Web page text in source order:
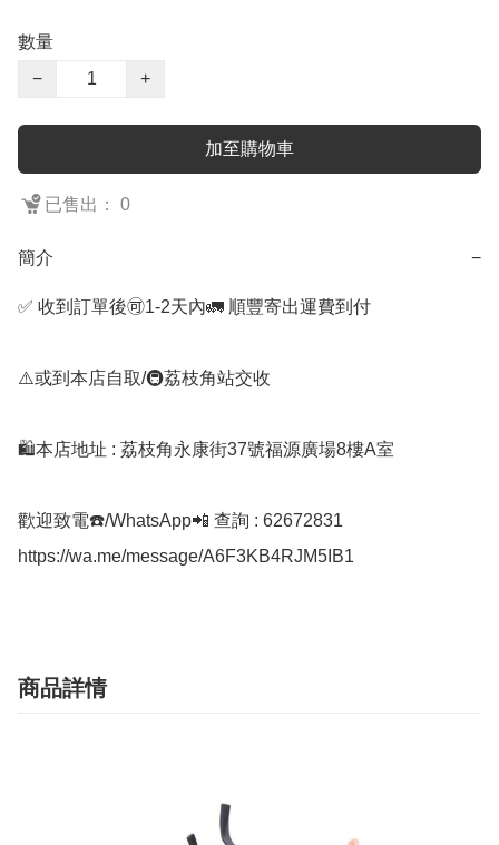
數量
−
+
加至購物車
已售出： 0
簡介 −
✅ 收到訂單後🉑1-2天內🚛 順豐寄出運費到付
⚠️或到本店自取/🚇荔枝角站交收
🛍️本店地址 : 荔枝角永康街37號福源廣場8樓A室
歡迎致電☎️/WhatsApp📲 查詢 : 62672831
https://wa.me/message/A6F3KB4RJM5IB1
商品詳情